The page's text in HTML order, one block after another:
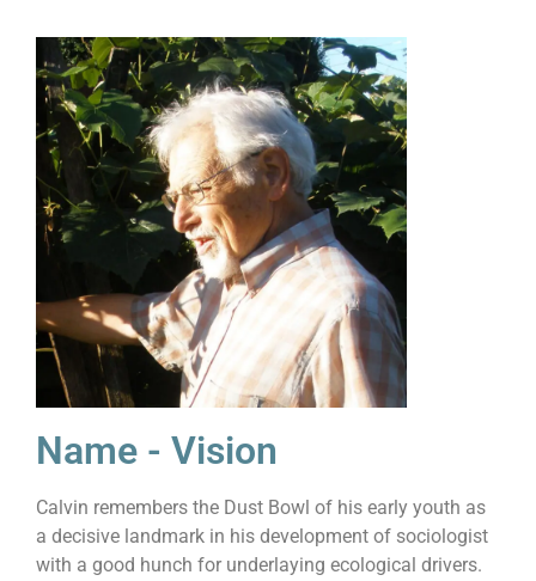
Name - Vision
Calvin remembers the Dust Bowl of his early youth as
a decisive landmark in his development of sociologist
with a good hunch for underlaying ecological drivers.